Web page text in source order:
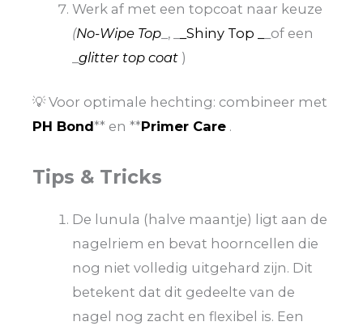
Werk af met een topcoat naar keuze
(No-Wipe Top _, _ _Shiny Top _
_of een
_glitter top coat )
💡 Voor optimale hechting: combineer met
PH Bond** en **Primer Care .
Tips & Tricks
De lunula (halve maantje) ligt aan de
nagelriem en bevat hoorncellen die
nog niet volledig uitgehard zijn. Dit
betekent dat dit gedeelte van de
nagel nog zacht en flexibel is. Een